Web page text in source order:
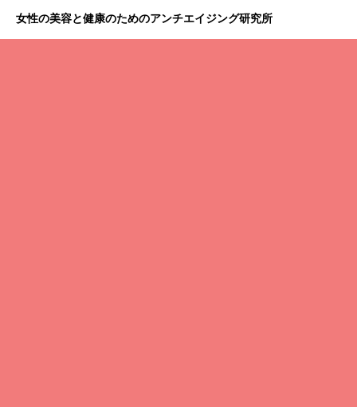
女性の美容と健康のためのアンチエイジング研究所